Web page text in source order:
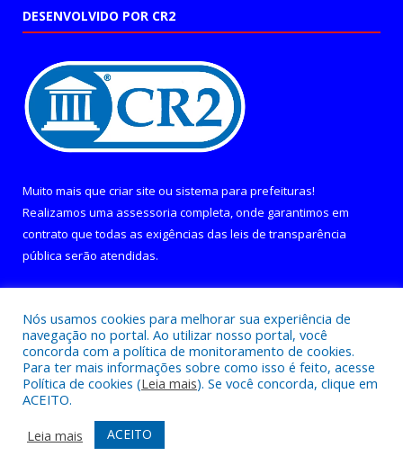
DESENVOLVIDO POR CR2
Muito mais que criar site ou sistema para prefeituras!
Realizamos uma assessoria completa, onde garantimos em
contrato que todas as exigências das leis de transparência
pública serão atendidas.
Todos os direitos reservados a Câmara Municipal de Curralinho.
Mapa do Site
Acessar Área Administrativa
Acessar Webmail
Nós usamos cookies para melhorar sua experiência de
navegação no portal. Ao utilizar nosso portal, você
concorda com a política de monitoramento de cookies.
Para ter mais informações sobre como isso é feito, acesse
Política de cookies (Leia mais). Se você concorda, clique em
ACEITO.
Leia mais
ACEITO